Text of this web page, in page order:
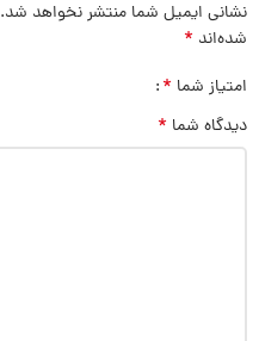
نشانی ایمیل شما منتشر نخواهد شد.
شده‌اند *
امتیاز شما *
دیدگاه شما *